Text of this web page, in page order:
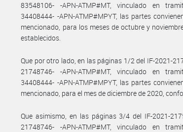
83548106- -APN-ATMP#MT, vinculado en
34408444- -APN-ATMP#MPYT, las partes
mencionado, para los meses de octubre y
establecidos.
Que por otro lado, en las páginas 1/2 del IF-2021-
21748746- -APN-ATMP#MT, vinculado en
34408444- -APN-ATMP#MPYT, las partes
mencionado, para el mes de diciembre de 2020,
Que asimismo, en las páginas 3/4 del IF-2021-
21748746- -APN-ATMP#MT, vinculado en